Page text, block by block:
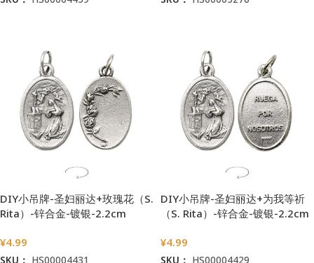
DIY小吊牌-圣妇丽达+玫瑰花（S.
Rita）-锌合金-镀银-2.2cm
¥4.99
SKU： HS00004431
DIY小吊牌-圣妇丽达+为我等祈
（S. Rita）-锌合金-镀银-2.2cm
¥4.99
SKU： HS00004429